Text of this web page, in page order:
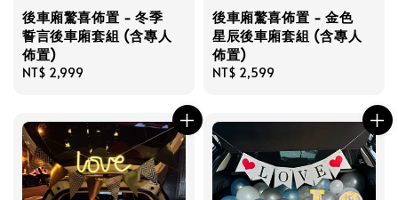
後車廂驚喜佈置 - 冬季
誓言後車廂套組 (含專人
佈置)
Regular
NT$ 2,999
後車廂驚喜佈置 - 金色
星辰後車廂套組 (含專人
佈置)
Regular
NT$ 2,599